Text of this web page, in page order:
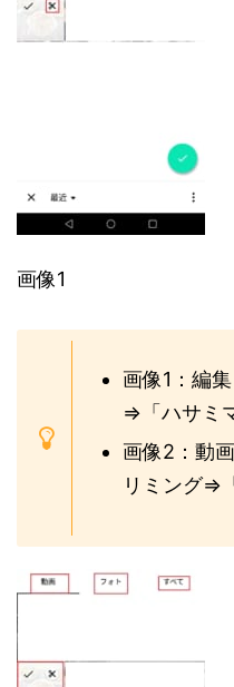
画像1
画像1：編
⇒「ハサミ
画像2：動
リミング⇒